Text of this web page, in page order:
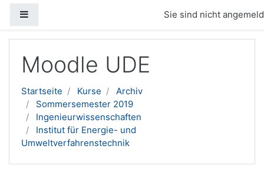
Sie sind nicht
Moodle UDE
Startseite Kurse
Archiv
Sommersemester 2019
Ingenieurwissenschaften
Institut für Energie- und
Umweltverfahrenstechnik